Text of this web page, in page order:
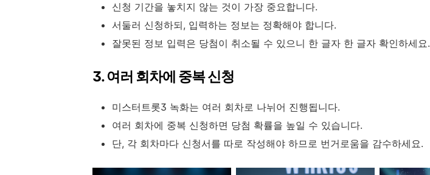
신청 기간을 놓치지 않는 것이 가장 중요합니다.
서둘러 신청하되, 입력하는 정보는 정확해야 합니다.
잘못된 정보 입력은 당첨이 취소될 수 있으니 한 글자 한 글자 확인하세요.
3. 여러 회차에 중복 신청
미스터트롯3 녹화는 여러 회차로 나뉘어 진행됩니다.
여러 회차에 중복 신청하면 당첨 확률을 높일 수 있습니다.
단, 각 회차마다 신청서를 따로 작성해야 하므로 번거로움을 감수하세요.